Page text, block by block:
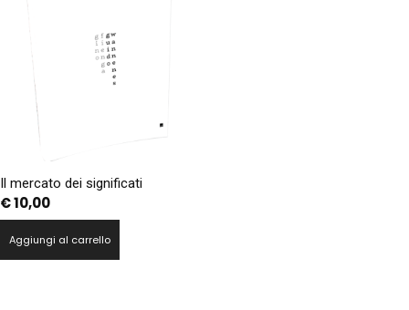
Il mercato dei significati
€10,00
Aggiungi al carrello